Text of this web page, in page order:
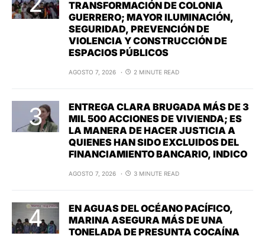
TRANSFORMACIÓN DE COLONIA
GUERRERO; MAYOR ILUMINACIÓN,
SEGURIDAD, PREVENCIÓN DE
VIOLENCIA Y CONSTRUCCIÓN DE
ESPACIOS PÚBLICOS
AGOSTO 7, 2026 2 MINUTE READ
ENTREGA CLARA BRUGADA MÁS DE 3
MIL 500 ACCIONES DE VIVIENDA; ES
LA MANERA DE HACER JUSTICIA A
QUIENES HAN SIDO EXCLUIDOS DEL
FINANCIAMIENTO BANCARIO, INDICO
AGOSTO 7, 2026 3 MINUTE READ
EN AGUAS DEL OCÉANO PACÍFICO,
MARINA ASEGURA MÁS DE UNA
TONELADA DE PRESUNTA COCAÍNA